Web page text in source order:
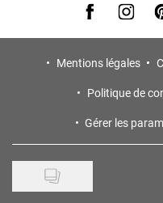
Visit us onVisit us
Mentions légales
Politique de
Gérer les